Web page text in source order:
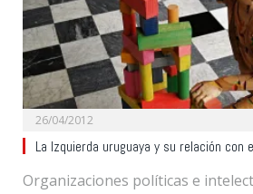
26/04/2012
La Izquierda uruguaya y su relación con
Organizaciones políticas e